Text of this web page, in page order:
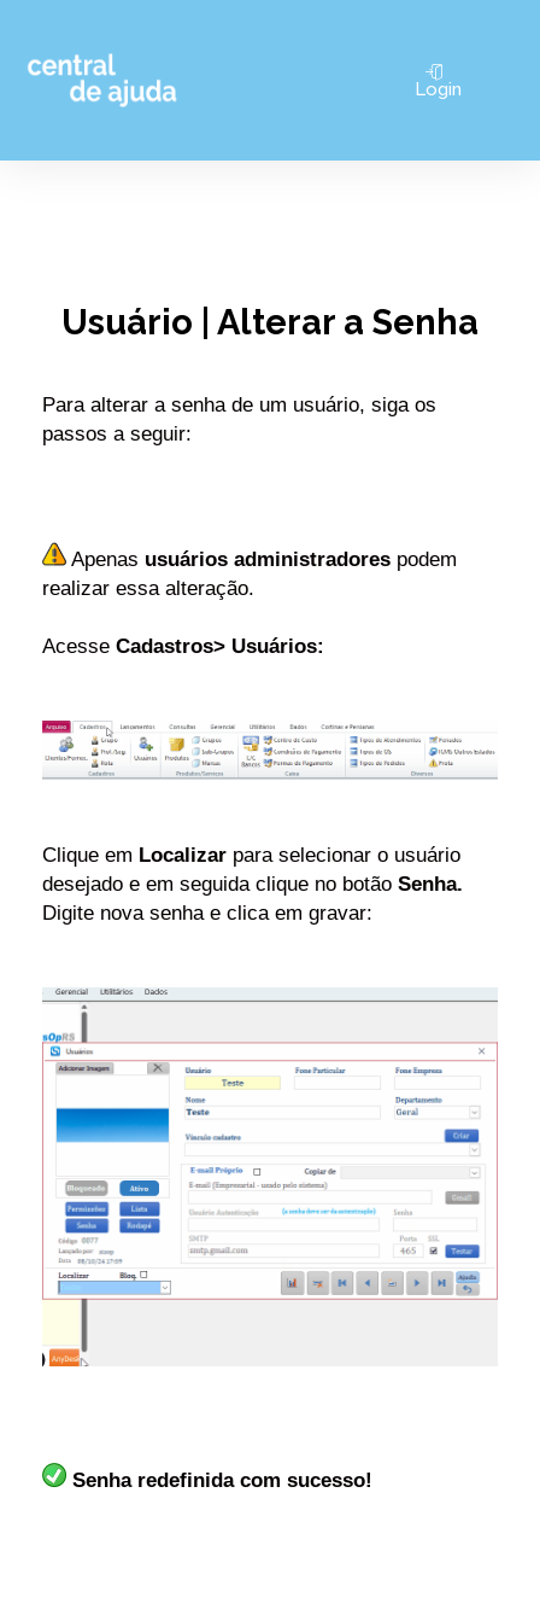
Pular
Login
Usuário | Alterar a Senha
Para alterar a senha de um usuário, siga os
passos a seguir:
Apenas usuários administradores podem
realizar essa alteração.
Acesse Cadastros> Usuários:
Clique em Localizar para selecionar o usuário
desejado e em seguida clique no botão Senha.
Digite nova senha e clica em gravar:
Senha redefinida com sucesso!